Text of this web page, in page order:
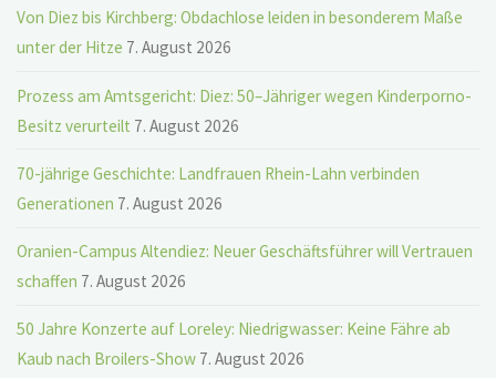
Von Diez bis Kirchberg: Obdachlose leiden in besonderem Maße
unter der Hitze 7. August 2026
Prozess am Amtsgericht: Diez: 50–Jähriger wegen Kinderporno-
Besitz verurteilt 7. August 2026
70-jährige Geschichte: Landfrauen Rhein-Lahn verbinden
Generationen 7. August 2026
Oranien-Campus Altendiez: Neuer Geschäftsführer will Vertrauen
schaffen 7. August 2026
50 Jahre Konzerte auf Loreley: Niedrigwasser: Keine Fähre ab
Kaub nach Broilers-Show 7. August 2026